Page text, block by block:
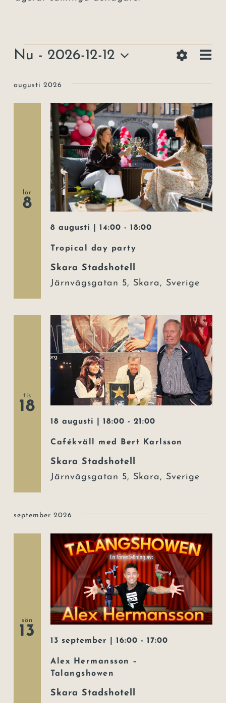
Evenemang
Vy-
Filter
Lista
Nu - 2026-12-12
datum.
augusti 2026
lör
8
Tropical day party
8 augusti | 14:00 -18:00
Skara Stadshotell
Järnvägsgatan 5, Skara, Sverige
tis
18
Cafékväll med Bert Karlsson
18 augusti | 18:00 -21:00
Skara Stadshotell
Järnvägsgatan 5, Skara, Sverige
september 2026
sön
13
Alex Hermansson –
Talangshowen
13 september | 16:00 -17:00
Skara Stadshotell